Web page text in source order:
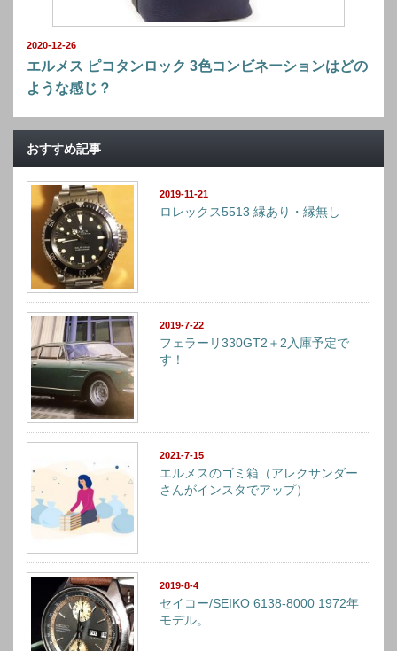
2020-12-26
エルメス ピコタンロック 3色コンビネーションはどの
ような感じ？
おすすめ記事
2019-11-21
ロレックス5513 縁あり・縁無し
2019-7-22
フェラーリ330GT2＋2入庫予定で
す！
2021-7-15
エルメスのゴミ箱（アレクサンダー
さんがインスタでアップ）
2019-8-4
セイコー/SEIKO 6138-8000 1972年
モデル。